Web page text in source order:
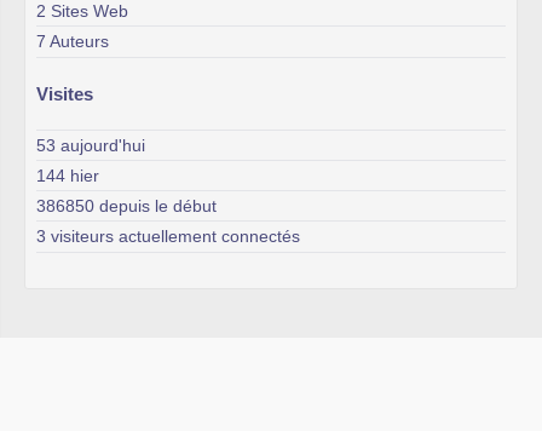
2 Sites Web
7 Auteurs
Visites
53 aujourd'hui
144 hier
386850 depuis le début
3 visiteurs actuellement connectés